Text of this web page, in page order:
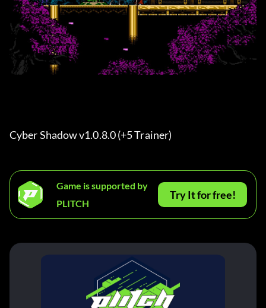
Cyber Shadow v1.0.8.0 (+5 Trainer)
Game is supported by
PLITCH
Try It for free!